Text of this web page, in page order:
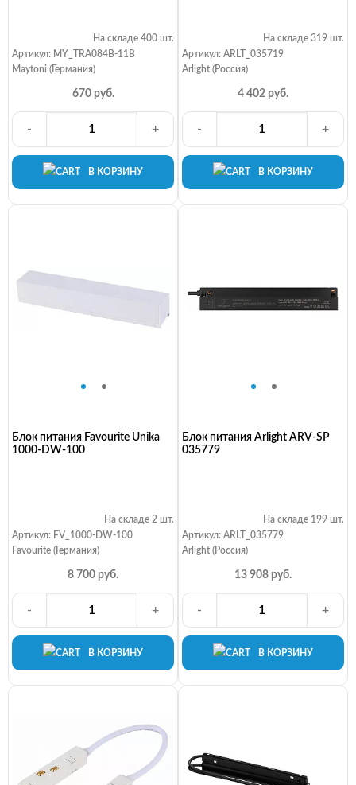
На складе 400 шт.
Артикул: MY_TRA084B-11B
Maytoni (Германия)
670 руб.
В КОРЗИНУ
- +
На складе 319 шт.
Артикул: ARLT_035719
Arlight (Россия)
4 402 руб.
В КОРЗИНУ
- +
Блок питания Favourite Unika
1000-DW-100
На складе 2 шт.
Артикул: FV_1000-DW-100
Favourite (Германия)
8 700 руб.
В КОРЗИНУ
- +
Блок питания Arlight ARV-SP
035779
На складе 199 шт.
Артикул: ARLT_035779
Arlight (Россия)
13 908 руб.
В КОРЗИНУ
- +